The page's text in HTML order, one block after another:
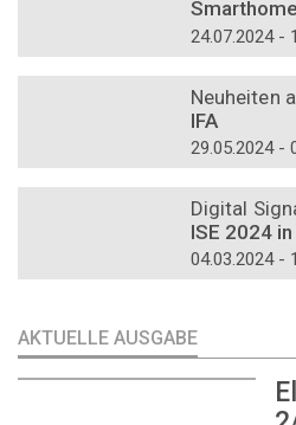
Smarthome
24.07.2024 -
Neuheiten
IFA
29.05.2024 -
Digital
ISE 2024
04.03.2024 -
AKTUELLE AUSGABE